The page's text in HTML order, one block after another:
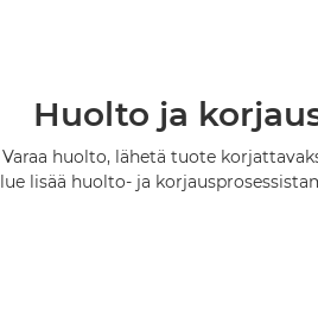
Huolto ja
Varaa huolto, lähetä tuote
lue lisää huolto- ja